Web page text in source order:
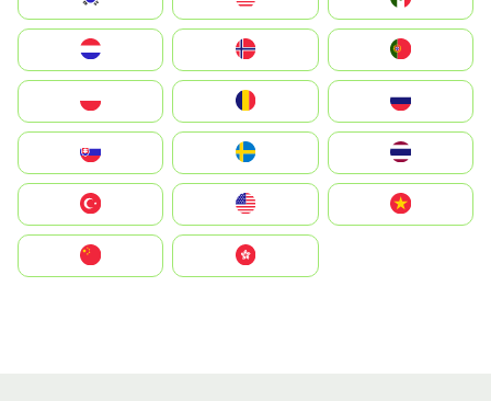
United States
中國香港特別行政區